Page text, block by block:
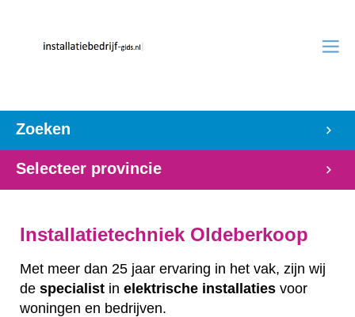
Zoeken
Selecteer provincie
Installatietechniek Oldeberkoop
Met meer dan 25 jaar ervaring in het vak, zijn wij
de specialist in elektrische installaties voor
woningen en bedrijven.